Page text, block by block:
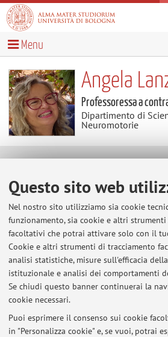
Questo sito web
Nel nostro sito utilizziamo sia cookie
funzionamento, sia cookie e altri
facoltativi che potrai attivare solo con il
Cookie e altri strumenti di tracciamento
analisi statistiche, misure sull'efficacia
istituzionale e analisi dei comportamenti
Se chiudi questo banner continuerai la
cookie necessari.
Puoi esprimere il consenso sui cookie
in "Personalizza cookie" e, se vuoi, potrai
Menu
Angela
Professoressa a
Dipartimento di
Neuromotorie
Ultimi avvisi
Al momento non sono